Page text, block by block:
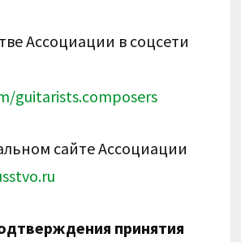
Ассоциации в соцсети
guitarists.composers
сайте Ассоциации
принятия